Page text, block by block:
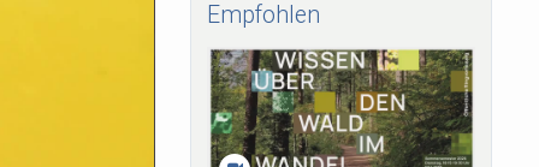
Empfohlen